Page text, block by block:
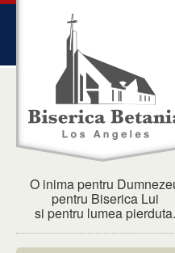
O inima pentru
pentru Biserica Lui
si pentru lumea pierduta.